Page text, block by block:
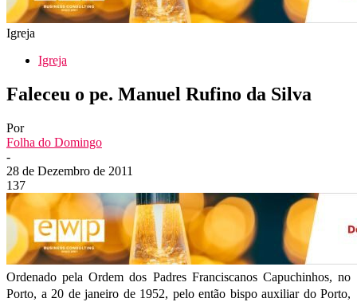
Igreja
Igreja
Faleceu o pe. Manuel Rufino da Silva
Por
Folha do Domingo
-
28 de Dezembro de 2011
137
Ordenado pela Ordem dos Padres Franciscanos Capuchinhos, no
Porto, a 20 de janeiro de 1952, pelo então bispo auxiliar do Porto,